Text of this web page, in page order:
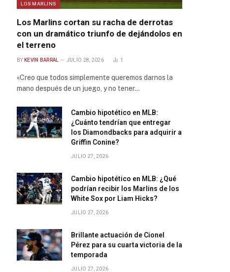
LOS MARLINS
Los Marlins cortan su racha de derrotas
con un dramático triunfo de dejándolos en
el terreno
BY KEVIN BARRAL JULIO 28, 2026 1
«Creo que todos simplemente queremos darnos la
mano después de un juego, y no tener…
Cambio hipotético en MLB:
¿Cuánto tendrían que entregar
los Diamondbacks para adquirir a
Griffin Conine?
JULIO 27, 2026
Cambio hipotético en MLB: ¿Qué
podrían recibir los Marlins de los
White Sox por Liam Hicks?
JULIO 27, 2026
Brillante actuación de Cionel
Pérez para su cuarta victoria de la
temporada
JULIO 27, 2026